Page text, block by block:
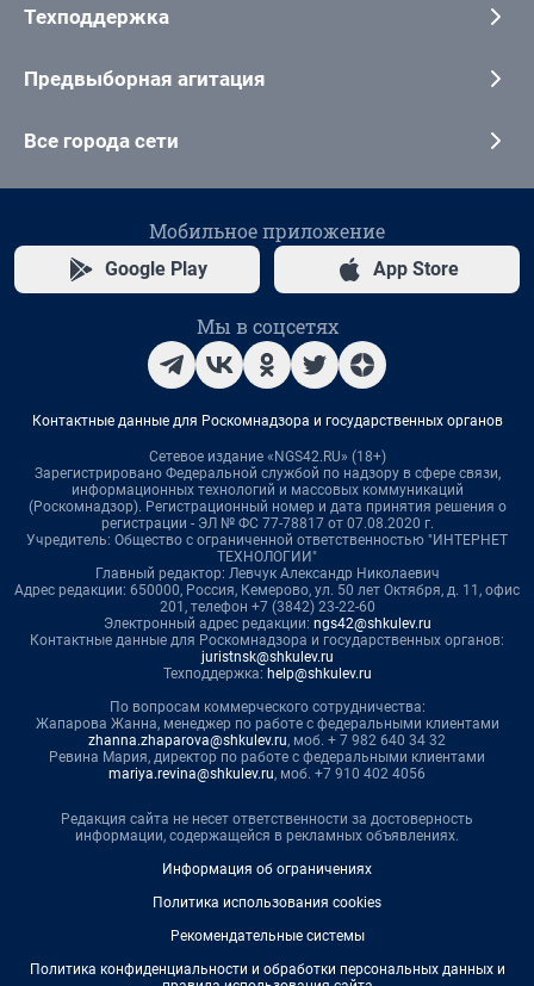
Техподдержка
Предвыборная агитация
Все города сети
Мобильное приложение
Google Play App Store
Мы в соцсетях
Контактные данные для Роскомнадзора и государственных органов
Сетевое издание «NGS42.RU» (18+)
Зарегистрировано Федеральной службой по надзору в сфере связи,
информационных технологий и массовых коммуникаций
(Роскомнадзор). Регистрационный номер и дата принятия решения о
регистрации - ЭЛ № ФС 77-78817 от 07.08.2020 г.
Учредитель: Общество с ограниченной ответственностью "ИНТЕРНЕТ
ТЕХНОЛОГИИ"
Главный редактор: Левчук Александр Николаевич
Адрес редакции: 650000, Россия, Кемерово, ул. 50 лет Октября, д. 11, офис
201, телефон +7 (3842) 23-22-60
Электронный адрес редакции: ngs42@shkulev.ru
Контактные данные для Роскомнадзора и государственных органов:
juristnsk@shkulev.ru
Техподдержка: help@shkulev.ru
По вопросам коммерческого сотрудничества:
Жапарова Жанна, менеджер по работе с федеральными клиентами
zhanna.zhaparova@shkulev.ru, моб. + 7 982 640 34 32
Ревина Мария, директор по работе с федеральными клиентами
mariya.revina@shkulev.ru, моб. +7 910 402 4056
Редакция сайта не несет ответственности за достоверность
информации, содержащейся в рекламных объявлениях.
Информация об ограничениях
Политика использования cookies
Рекомендательные системы
Политика конфиденциальности и обработки персональных данных и